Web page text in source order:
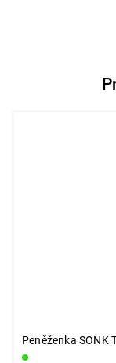
Peněženka SONK